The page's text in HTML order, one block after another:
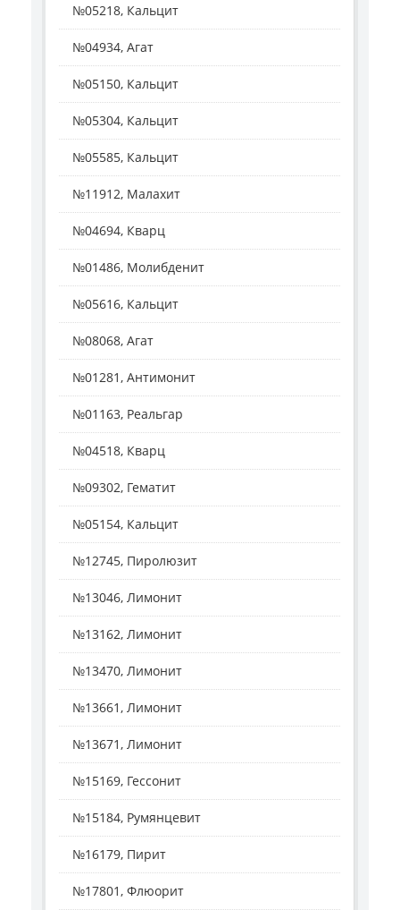
№05218, Кальцит
№04934, Агат
№05150, Кальцит
№05304, Кальцит
№05585, Кальцит
№11912, Малахит
№04694, Кварц
№01486, Молибденит
№05616, Кальцит
№08068, Агат
№01281, Антимонит
№01163, Реальгар
№04518, Кварц
№09302, Гематит
№05154, Кальцит
№12745, Пиролюзит
№13046, Лимонит
№13162, Лимонит
№13470, Лимонит
№13661, Лимонит
№13671, Лимонит
№15169, Гессонит
№15184, Румянцевит
№16179, Пирит
№17801, Флюорит